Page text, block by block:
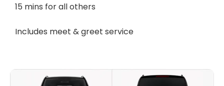
15 mins for all others
Includes meet & greet service